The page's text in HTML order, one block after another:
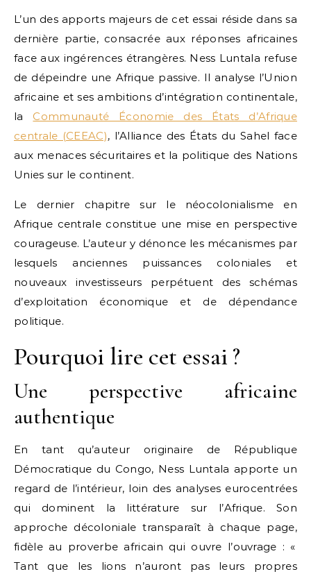
L’un des apports majeurs de cet essai réside dans sa
dernière partie, consacrée aux réponses africaines
face aux ingérences étrangères. Ness Luntala refuse
de dépeindre une Afrique passive. Il analyse l’Union
africaine et ses ambitions d’intégration continentale,
la Communauté Économie des États d’Afrique
centrale (CEEAC), l’Alliance des États du Sahel face
aux menaces sécuritaires et la politique des Nations
Unies sur le continent.
Le dernier chapitre sur le néocolonialisme en
Afrique centrale constitue une mise en perspective
courageuse. L’auteur y dénonce les mécanismes par
lesquels anciennes puissances coloniales et
nouveaux investisseurs perpétuent des schémas
d’exploitation économique et de dépendance
politique.
Pourquoi lire cet essai ?
Une perspective africaine
authentique
En tant qu’auteur originaire de République
Démocratique du Congo, Ness Luntala apporte un
regard de l’intérieur, loin des analyses eurocentrées
qui dominent la littérature sur l’Afrique. Son
approche décoloniale transparaît à chaque page,
fidèle au proverbe africain qui ouvre l’ouvrage : «
Tant que les lions n’auront pas leurs propres